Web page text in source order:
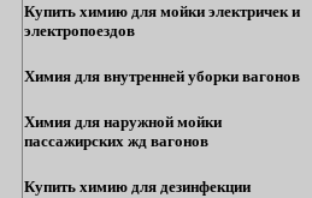
Купить химию для мойки электричек и
электропоездов
Химия для внутренней уборки вагонов
Химия для наружной мойки
пассажирских жд вагонов
Купить химию для дезинфекции